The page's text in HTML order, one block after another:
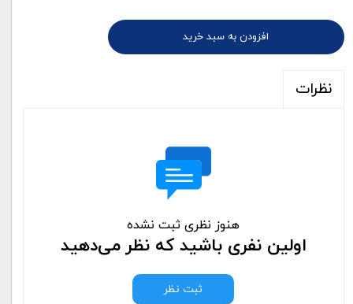
افزودن به سبد خرید
نظرات
هنوز نظری ثبت نشده
اولین نفری باشید که نظر می‌دهید
ثبت نظر